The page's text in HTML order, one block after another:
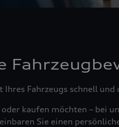
Ihres Fahrzeugs schnell
oder kaufen möchten – bei
Sie einen